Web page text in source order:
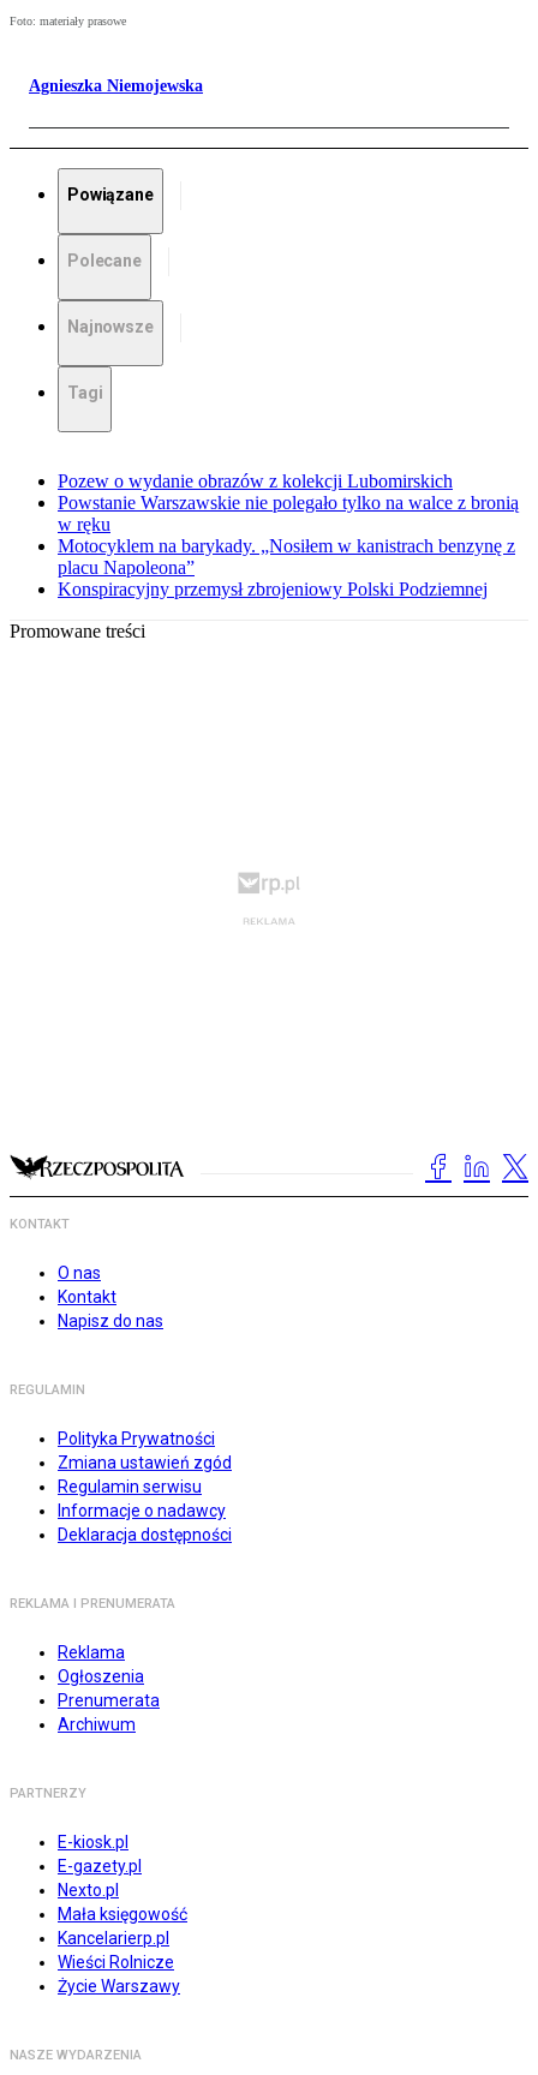
Foto: materiały prasowe
Agnieszka Niemojewska
Powiązane
Polecane
Najnowsze
Tagi
Pozew o wydanie obrazów z kolekcji Lubomirskich
Powstanie Warszawskie nie polegało tylko na walce z bronią
w ręku
Motocyklem na barykady. „Nosiłem w kanistrach benzynę z
placu Napoleona”
Konspiracyjny przemysł zbrojeniowy Polski Podziemnej
Promowane treści
KONTAKT
O nas
Kontakt
Napisz do nas
REGULAMIN
Polityka Prywatności
Zmiana ustawień zgód
Regulamin serwisu
Informacje o nadawcy
Deklaracja dostępności
REKLAMA I PRENUMERATA
Reklama
Ogłoszenia
Prenumerata
Archiwum
PARTNERZY
E-kiosk.pl
E-gazety.pl
Nexto.pl
Mała księgowość
Kancelarierp.pl
Wieści Rolnicze
Życie Warszawy
NASZE WYDARZENIA